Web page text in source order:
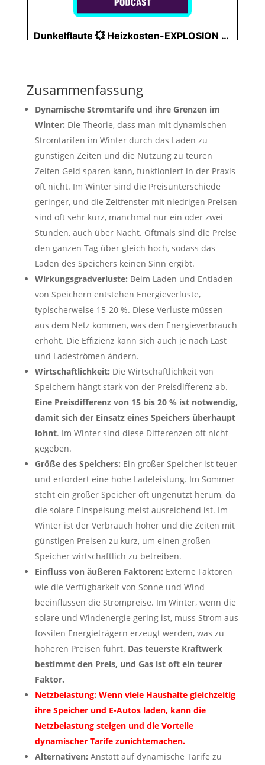
Zusammenfassung
Dynamische Stromtarife und ihre Grenzen im
Winter: Die Theorie, dass man mit dynamischen
Stromtarifen im Winter durch das Laden zu
günstigen Zeiten und die Nutzung zu teuren
Zeiten Geld sparen kann, funktioniert in der Praxis
oft nicht. Im Winter sind die Preisunterschiede
geringer, und die Zeitfenster mit niedrigen Preisen
sind oft sehr kurz, manchmal nur ein oder zwei
Stunden, auch über Nacht. Oftmals sind die Preise
den ganzen Tag über gleich hoch, sodass das
Laden des Speichers keinen Sinn ergibt.
Wirkungsgradverluste: Beim Laden und Entladen
von Speichern entstehen Energieverluste,
typischerweise 15-20 %. Diese Verluste müssen
aus dem Netz kommen, was den Energieverbrauch
erhöht. Die Effizienz kann sich auch je nach Last
und Ladeströmen ändern.
Wirtschaftlichkeit: Die Wirtschaftlichkeit von
Speichern hängt stark von der Preisdifferenz ab.
Eine Preisdifferenz von 15 bis 20 % ist notwendig,
damit sich der Einsatz eines Speichers überhaupt
lohnt. Im Winter sind diese Differenzen oft nicht
gegeben.
Größe des Speichers: Ein großer Speicher ist teuer
und erfordert eine hohe Ladeleistung. Im Sommer
steht ein großer Speicher oft ungenutzt herum, da
die solare Einspeisung meist ausreichend ist. Im
Winter ist der Verbrauch höher und die Zeiten mit
günstigen Preisen zu kurz, um einen großen
Speicher wirtschaftlich zu betreiben.
Einfluss von äußeren Faktoren: Externe Faktoren
wie die Verfügbarkeit von Sonne und Wind
beeinflussen die Strompreise. Im Winter, wenn die
solare und Windenergie gering ist, muss Strom aus
fossilen Energieträgern erzeugt werden, was zu
höheren Preisen führt. Das teuerste Kraftwerk
bestimmt den Preis, und Gas ist oft ein teurer
Faktor.
Netzbelastung: Wenn viele Haushalte gleichzeitig
ihre Speicher und E-Autos laden, kann die
Netzbelastung steigen und die Vorteile
dynamischer Tarife zunichtemachen.
Alternativen: Anstatt auf dynamische Tarife zu